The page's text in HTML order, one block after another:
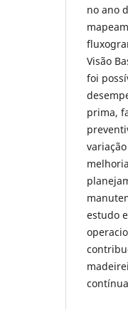
no ano
Visão
foi
prima,
estudo